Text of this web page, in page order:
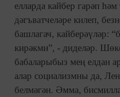
елларда кайбер гарәп
дәгъватчеләре килеп,
башлагач, кайберәүләр:
кирәкми”, - диделәр.
бабаларыбыз мең елдан
алар социализмны да,
белмәгән. Әмма,